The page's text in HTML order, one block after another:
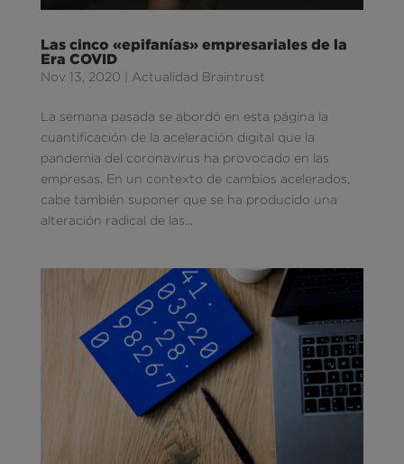
Las cinco «epifanías» empresariales de la
Era COVID
Nov 13, 2020 Actualidad Braintrust
La semana pasada se abordó en esta página la
cuantificación de la aceleración digital que la
pandemia del coronavirus ha provocado en las
empresas. En un contexto de cambios acelerados,
cabe también suponer que se ha producido una
alteración radical de las...